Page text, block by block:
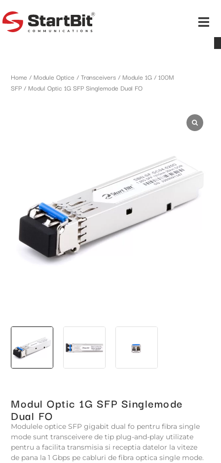
Home / Module Optice / Transceivers / Module 1G / 100M
SFP / Modul Optic 1G SFP Singlemode Dual FO
Modul Optic 1G SFP Singlemode
Dual FO
Modulele optice SFP gigabit dual fo pentru fibra single
mode sunt transceivere de tip plug-and-play utilizate
pentru a facilita transmisia si receptia datelor la viteze
de pana la 1 Gbps pe cabluri de fibra optica single mode.